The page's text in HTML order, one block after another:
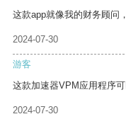
这款app就像我的财务顾问
2024-07-30
游客
这款加速器VPM应用程序
2024-07-30